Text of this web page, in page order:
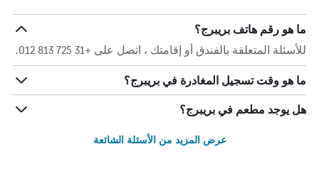
ما هو رقم هاتف بريبرج؟
للأسئلة المتعلقة بالفندق أو إقامتك ، اتصل على +31 725 813 012.
ما هو وقت تسجيل المغادرة في بريبرج؟
هل يوجد مطعم في بريبرج؟
عرض المزيد من الأسئلة الشائعة